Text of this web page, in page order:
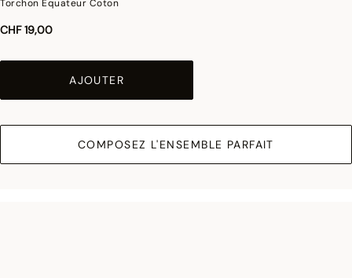
Torchon Équateur Coton
CHF 19,00
AJOUTER
COMPOSEZ L'ENSEMBLE PARFAIT